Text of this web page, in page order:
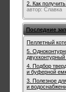
2. Как
автор: Славка
Последние
Пеллетный
5.
двухконтурный
4. Подбор
и буферной
3. Полезное
и